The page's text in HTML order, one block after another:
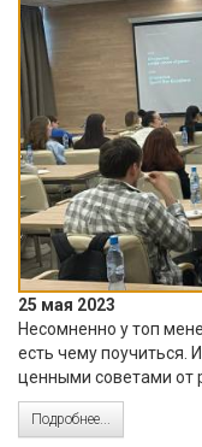
25 мая 2023
Несомненно у топ
есть чему поучиться.
ценными советами от
Подробнее...